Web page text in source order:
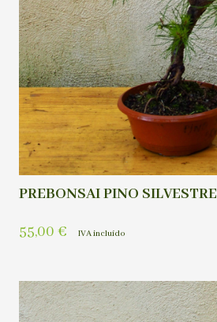
PREBONSAI PINO SILVESTRE
55,00 € IVA incluído